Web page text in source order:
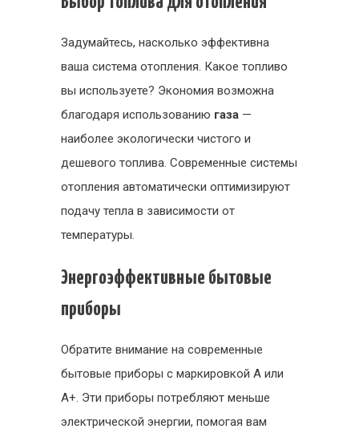
Задумайтесь, насколько эффективна
ваша система отопления. Какое топливо
вы используете? Экономия возможна
благодаря использованию газа—
наиболее экологически чистого и
дешевого топлива. Современные системы
отопления автоматически оптимизируют
подачу тепла в зависимости от
температуры.
Энергоэффективные бытовые
приборы
Обратите внимание на современные
бытовые приборы с маркировкой А или
А+. Эти приборы потребляют меньше
электрической энергии, помогая вам